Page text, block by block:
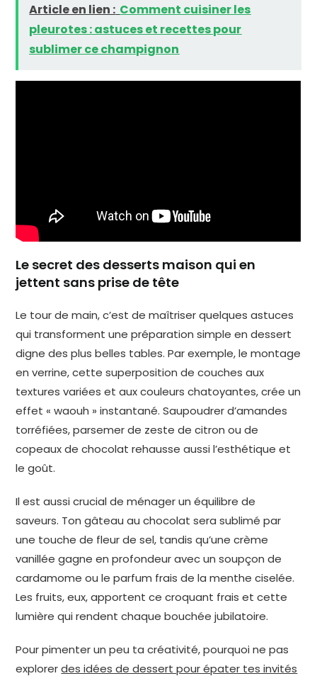
Article en lien : Comment cuisiner les
pleurotes : astuces et recettes pour
sublimer ce champignon
Le secret des desserts maison qui en
jettent sans prise de tête
Le tour de main, c’est de maîtriser quelques astuces
qui transforment une préparation simple en dessert
digne des plus belles tables. Par exemple, le montage
en verrine, cette superposition de couches aux
textures variées et aux couleurs chatoyantes, crée un
effet « waouh » instantané. Saupoudrer d’amandes
torréfiées, parsemer de zeste de citron ou de
copeaux de chocolat rehausse aussi l’esthétique et
le goût.
Il est aussi crucial de ménager un équilibre de
saveurs. Ton gâteau au chocolat sera sublimé par
une touche de fleur de sel, tandis qu’une crème
vanillée gagne en profondeur avec un soupçon de
cardamome ou le parfum frais de la menthe ciselée.
Les fruits, eux, apportent ce croquant frais et cette
lumière qui rendent chaque bouchée jubilatoire.
Pour pimenter un peu ta créativité, pourquoi ne pas
explorerdes idées de dessert pour épater tes invités